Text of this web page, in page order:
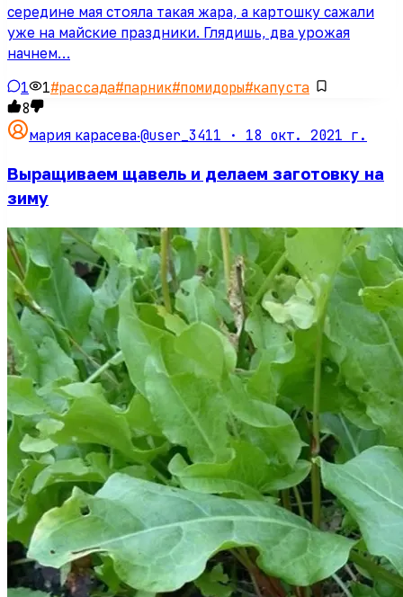
середине мая стояла такая жара, а картошку сажали
уже на майские праздники. Глядишь, два урожая
начнем…
1 1#рассада#парник#помидоры#капуста
8
мария карасева·@user_3411 · 18 окт. 2021 г.
Выращиваем щавель и делаем заготовку на
зиму